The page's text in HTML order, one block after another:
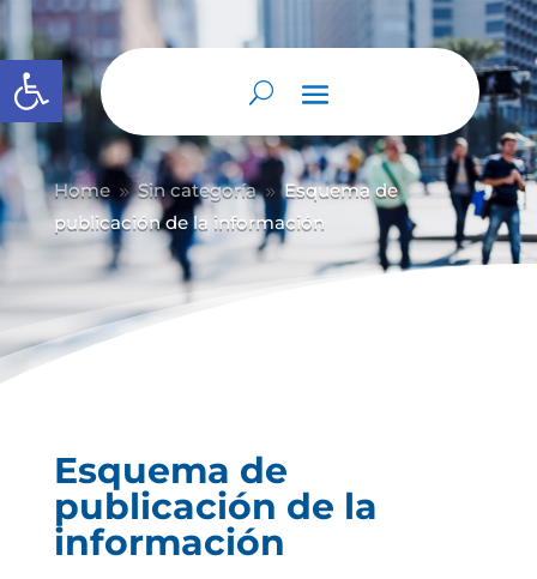
Abrir barra de herramientas
Home 9 Sin categoría 9 Esquema de
publicación de la información
Esquema de
publicación de la
información